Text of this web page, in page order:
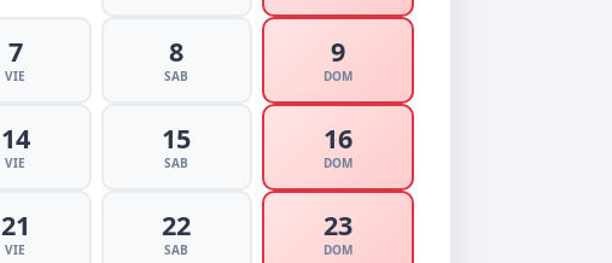
7
VIE
8
SAB
9
DOM
14
VIE
15
SAB
16
DOM
21
VIE
22
SAB
23
DOM